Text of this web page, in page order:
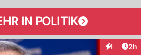
IN POLITIK
1 2h